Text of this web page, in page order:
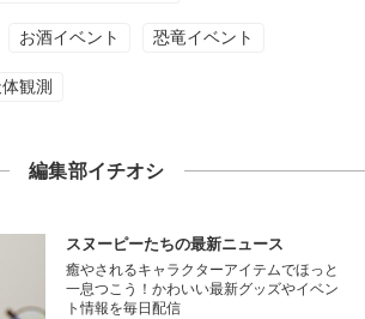
お酒イベント 恐竜イベント
観測
編集部イチオシ
スヌーピーたちの最新ニュース
癒やされるキャラクターアイテムでほっと
一息つこう！かわいい最新グッズやイベン
ト情報を毎日配信